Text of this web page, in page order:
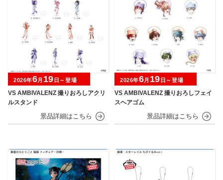
VS AMBIVALENZ 撮りおろしアクリ
ルスタンド
2026年6月 19 日～登場
VS AMBIVALENZ 撮りおろしフェイ
スヘアゴム
2026年6月 19 日～登場